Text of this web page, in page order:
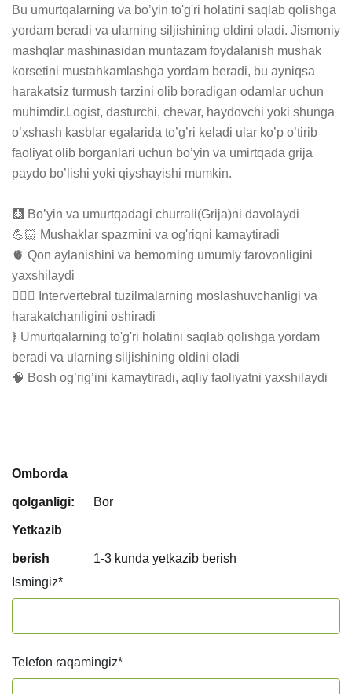
Bu umurtqalarning va bo’yin to'g'ri holatini saqlab qolishga
yordam beradi va ularning siljishining oldini oladi. Jismoniy
mashqlar mashinasidan muntazam foydalanish mushak
korsetini mustahkamlashga yordam beradi, bu ayniqsa
harakatsiz turmush tarzini olib boradigan odamlar uchun
muhimdir.Logist, dasturchi, chevar, haydovchi yoki shunga
o’xshash kasblar egalarida to’g’ri keladi ular ko’p o’tirib
faoliyat olib borganlari uchun bo’yin va umirtqada grija
paydo bo’lishi yoki qiyshayishi mumkin.
🩻 Bo’yin va umurtqadagi churrali(Grija)ni davolaydi
💪🏻 Mushaklar spazmini va og'riqni kamaytiradi
🫀 Qon aylanishini va bemorning umumiy farovonligini
yaxshilaydi
🏃🏻‍♂️ Intervertebral tuzilmalarning moslashuvchanligi va
harakatchanligini oshiradi
𖠣 Umurtqalarning to'g'ri holatini saqlab qolishga yordam
beradi va ularning siljishining oldini oladi
🧠 Bosh og’rig’ini kamaytiradi, aqliy faoliyatni yaxshilaydi
Omborda
qolganligi: Bor
Yetkazib
berish
1-3 kunda yetkazib berish
Ismingiz*
Telefon raqamingiz*